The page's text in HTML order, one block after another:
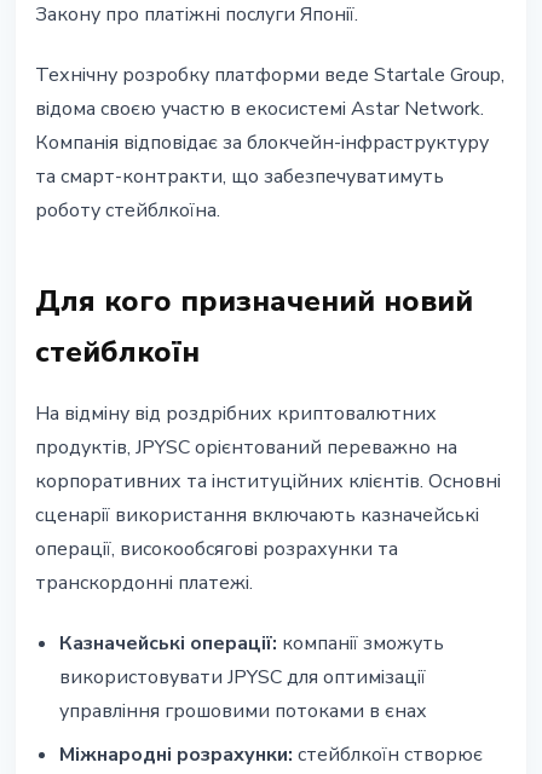
Закону про платіжні послуги Японії.
Технічну розробку платформи веде Startale Group,
відома своєю участю в екосистемі Astar Network.
Компанія відповідає за блокчейн-інфраструктуру
та смарт-контракти, що забезпечуватимуть
роботу стейблкоїна.
Для кого призначений новий
стейблкоїн
На відміну від роздрібних криптовалютних
продуктів, JPYSC орієнтований переважно на
корпоративних та інституційних клієнтів. Основні
сценарії використання включають казначейські
операції, високообсягові розрахунки та
транскордонні платежі.
Казначейські операції: компанії зможуть
використовувати JPYSC для оптимізації
управління грошовими потоками в єнах
Міжнародні розрахунки: стейблкоїн створює